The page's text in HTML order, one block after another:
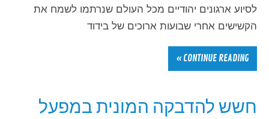
לסיוע ארגונים יהודיים מכל העולם שנרתמו לשמח את
הקשישים אחרי שבועות ארוכים של בידוד
CONTINUE READING »
חשש להדבקה המונית במפעל